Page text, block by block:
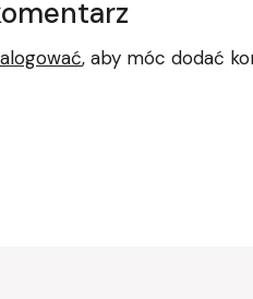
, aby móc dodać